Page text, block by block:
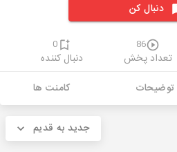
دنبال کن
86
تعداد پخش
0
دنبال کننده
توضیحات کامنت ها
جدید به قدیم